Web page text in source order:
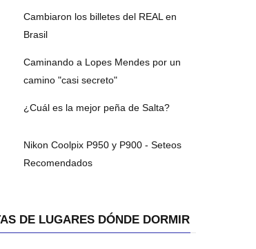
Cambiaron los billetes del REAL en
Brasil
Caminando a Lopes Mendes por un
camino "casi secreto"
¿Cuál es la mejor peña de Salta?
Nikon Coolpix P950 y P900 - Seteos
Recomendados
DE LUGARES DÓNDE DORMIR